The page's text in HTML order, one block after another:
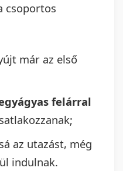
csoportos
már az első
felárral
az utazást, még
indulnak.